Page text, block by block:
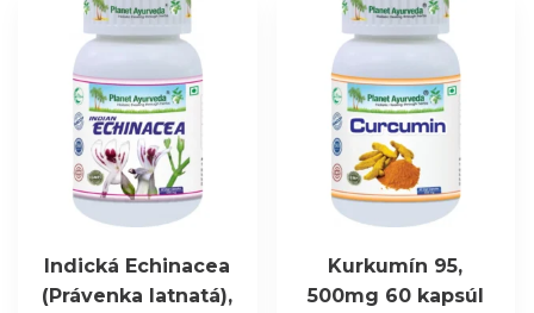
Indická Echinacea
(Právenka latnatá),
Kurkumín 95,
500mg 60 kapsúl